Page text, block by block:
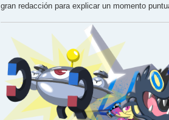
gran redacción para explicar un momento